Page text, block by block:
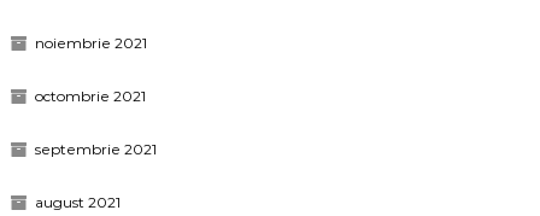
noiembrie 2021
octombrie 2021
septembrie 2021
august 2021